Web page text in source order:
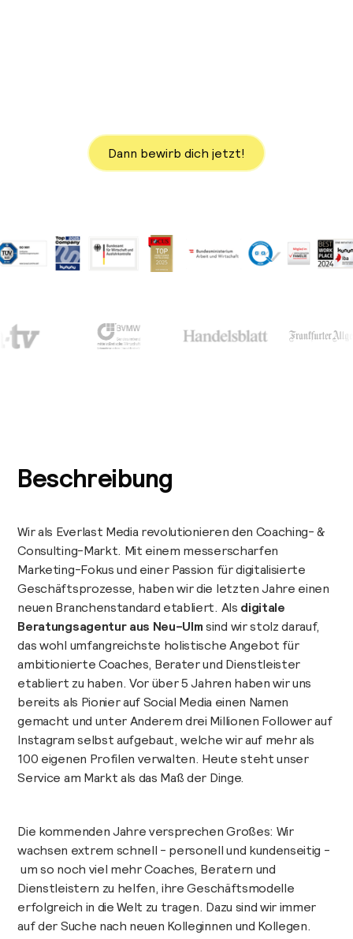
Dann bewirb dich jetzt!
Beschreibung
Wir als Everlast Media revolutionieren den Coaching- &
Consulting-Markt. Mit einem messerscharfen
Marketing-Fokus und einer Passion für digitalisierte
Geschäftsprozesse, haben wir die letzten Jahre einen
neuen Branchenstandard etabliert. Als digitale
Beratungsagentur aus Neu-Ulmsind wir stolz darauf,
das wohl umfangreichste holistische Angebot für
ambitionierte Coaches, Berater und Dienstleister
etabliert zu haben. Vor über 5 Jahren haben wir uns
bereits als Pionier auf Social Media einen Namen
gemacht und unter Anderem drei Millionen Follower auf
Instagram selbst aufgebaut, welche wir auf mehr als
100 eigenen Profilen verwalten. Heute steht unser
Service am Markt als das Maß der Dinge.
Die kommenden Jahre versprechen Großes: Wir
wachsen extrem schnell - personell und kundenseitig -
um so noch viel mehr Coaches, Beratern und
Dienstleistern zu helfen, ihre Geschäftsmodelle
erfolgreich in die Welt zu tragen. Dazu sind wir immer
auf der Suche nach neuen Kolleginnen und Kollegen.